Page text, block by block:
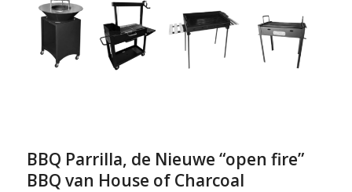
BBQ Parrilla, de Nieuwe “open fire”
BBQ van House of Charcoal